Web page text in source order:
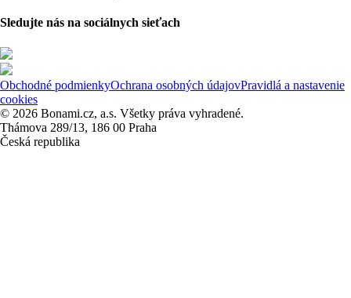
Sledujte nás na sociálnych sieťach
Obchodné podmienkyOchrana osobných údajovPravidlá a nastavenie
cookies
© 2026 Bonami.cz, a.s. Všetky práva vyhradené.
Thámova 289/13, 186 00 Praha
Česká republika